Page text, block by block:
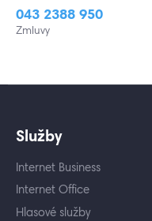
043 2388 950
Zmluvy
Služby
Internet Business
Internet Office
Hlasové služby